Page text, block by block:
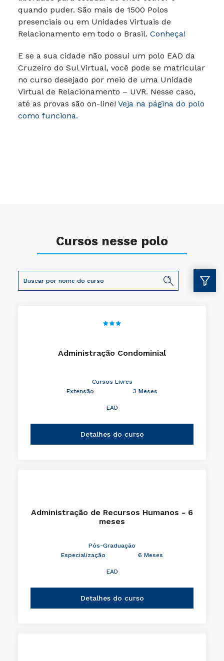
quando puder. São mais de 1500 Polos
presenciais ou em Unidades Virtuais de
Relacionamento em todo o Brasil. Conheça!
E se a sua cidade não possui um polo EAD da
Cruzeiro do Sul Virtual, você pode se matricular
no curso desejado por meio de uma Unidade
Virtual de Relacionamento – UVR. Nesse caso,
até as provas são on-line! Veja na página do polo
como funciona.
Cursos nesse polo
Administração Condominial
Cursos Livres
Extensão
3 Meses
EAD
Detalhes do curso
Administração de Recursos Humanos - 6
meses
Pós-Graduação
Especialização
6 Meses
EAD
Detalhes do curso